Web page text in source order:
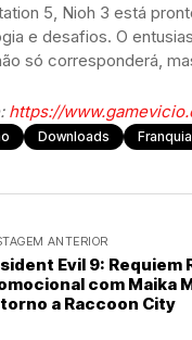
5, Nioh 3 está
e desafios. O
só corresponderá,
https://
Downloads Franquia
ANTERIOR
Evil 9: Requiem
com Maika
a Raccoon City